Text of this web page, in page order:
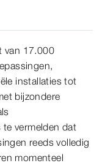
van 17.000
installaties tot
bijzondere
vermelden dat
reeds volledig
momenteel